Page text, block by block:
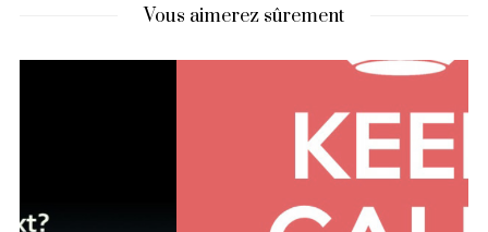
Vous aimerez sûrement